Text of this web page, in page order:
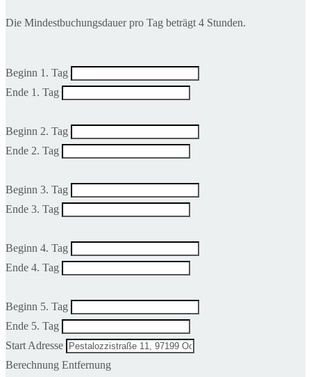
Die Mindestbuchungsdauer pro Tag beträgt 4 Stunden.
Beginn 1. Tag
Ende 1. Tag
Beginn 2. Tag
Ende 2. Tag
Beginn 3. Tag
Ende 3. Tag
Beginn 4. Tag
Ende 4. Tag
Beginn 5. Tag
Ende 5. Tag
Start Adresse
Berechnung Entfernung